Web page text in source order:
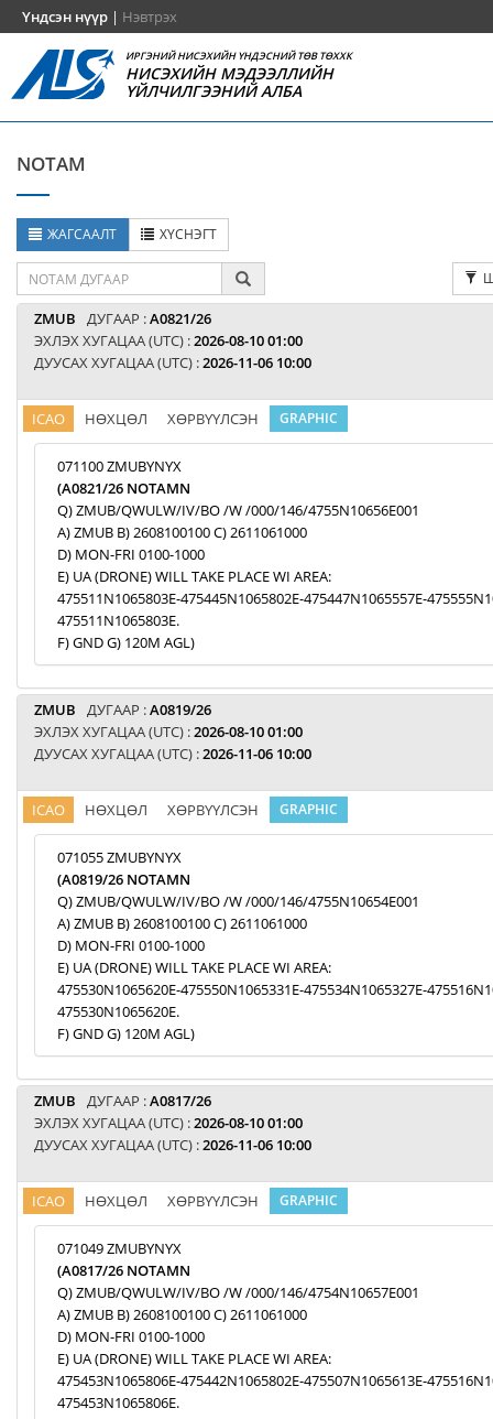
Үндсэн нүүр | Нэвтрэх
ИРГЭНИЙ НИСЭХИЙН ҮНДЭСНИЙ ТӨВ ТӨХХК
НИСЭХИЙН МЭДЭЭЛЛИЙН
ҮЙЛЧИЛГЭЭНИЙ АЛБА
NOTAM
ЖАГСААЛТ ХҮСНЭГТ
ZMUB ДУГААР :A0821/26
ЭХЛЭХ ХУГАЦАА (UTC) :2026-08-10 01:00
ДУУСАХ ХУГАЦАА (UTC) :2026-11-06 10:00
ICAO НӨХЦӨЛ ХӨРВҮҮЛСЭН GRAPHIC
071100 ZMUBYNYX
(A0821/26 NOTAMN
Q) ZMUB/QWULW/IV/BO /W /000/146/4755N10656E001
A) ZMUB B) 2608100100 C) 2611061000
D) MON-FRI 0100-1000
E) UA (DRONE) WILL TAKE PLACE WI AREA:
475511N1065803E-475445N1065802E-475447N1065557E-
475511N1065803E.
F) GND G) 120M AGL)
ZMUB ДУГААР :A0819/26
ЭХЛЭХ ХУГАЦАА (UTC) :2026-08-10 01:00
ДУУСАХ ХУГАЦАА (UTC) :2026-11-06 10:00
ICAO НӨХЦӨЛ ХӨРВҮҮЛСЭН GRAPHIC
071055 ZMUBYNYX
(A0819/26 NOTAMN
Q) ZMUB/QWULW/IV/BO /W /000/146/4755N10654E001
A) ZMUB B) 2608100100 C) 2611061000
D) MON-FRI 0100-1000
E) UA (DRONE) WILL TAKE PLACE WI AREA:
475530N1065620E-475550N1065331E-475534N1065327E-
475530N1065620E.
F) GND G) 120M AGL)
ZMUB ДУГААР :A0817/26
ЭХЛЭХ ХУГАЦАА (UTC) :2026-08-10 01:00
ДУУСАХ ХУГАЦАА (UTC) :2026-11-06 10:00
ICAO НӨХЦӨЛ ХӨРВҮҮЛСЭН GRAPHIC
071049 ZMUBYNYX
(A0817/26 NOTAMN
Q) ZMUB/QWULW/IV/BO /W /000/146/4754N10657E001
A) ZMUB B) 2608100100 C) 2611061000
D) MON-FRI 0100-1000
E) UA (DRONE) WILL TAKE PLACE WI AREA:
475453N1065806E-475442N1065802E-475507N1065613E-
475453N1065806E.